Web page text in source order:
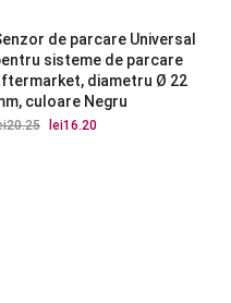
de parcare Universal
sisteme de parcare
diametru Ø 22
culoare Negru
20.25
Prețul
lei16.20